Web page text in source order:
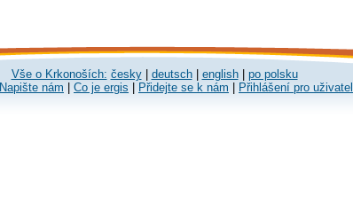
Vše o Krkonoších: česky| deutsch| english| po polsku
Napište nám Co je ergis Přidejte se k nám Přihlášení pro